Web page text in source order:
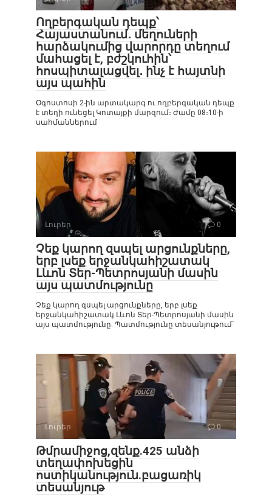
Ողբերգական դեպք՝
Հայաստանում․ մեղուների
հարձակումից վարորդը տեղում
մահացել է, բժշկուհին՝
հոսպիտալացվել․ ինչ է հայտնի
այս պահին
Օգոստոսի 2-ին արտակարգ ու ողբերգական դեպք
է տեղի ունեցել Կոտայքի մարզում։ Ժամը 08։10-ի
սահմաններում
Լուրեր 0
Չեք կարող զսպել արցունքները,
երբ լսեք երջանկահիշատակ
Լևոն Տեր-Պետրոսյանի մասին
այս պատմությունը
Չեք կարող զսպել արցունքները, երբ լսեք
երջանկահիշատակ Լևոն Տեր-Պետրոսյանի մասին
այս պատմությունը: Պատմությունը տեսանյութում`
Լուրեր 0
Թմրամիջոց,զենք.425 անձի
տեղափոխեցին
ոստիկանություն.բացառիկ
տեսանյութ